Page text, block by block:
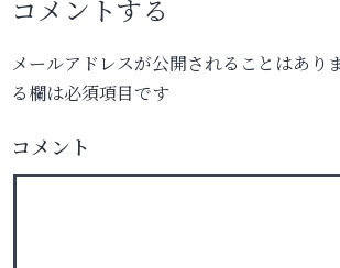
コメントする
メールアドレスが公開されることはあり
る欄は必須項目です
コメント